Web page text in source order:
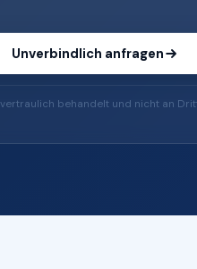
Unverbindlich anfragen
behandelt und nicht an